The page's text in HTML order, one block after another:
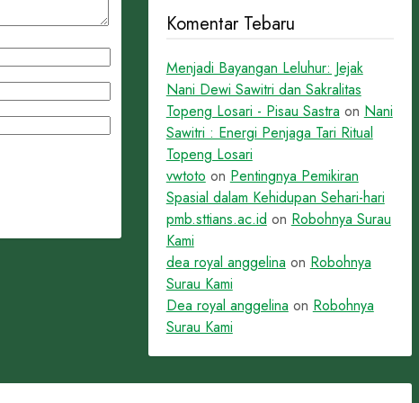
Komentar Tebaru
Menjadi Bayangan Leluhur: Jejak
Nani Dewi Sawitri dan Sakralitas
Topeng Losari - Pisau Sastra on Nani
Sawitri : Energi Penjaga Tari Ritual
Topeng Losari
vwtoto on Pentingnya Pemikiran
Spasial dalam Kehidupan Sehari-hari
pmb.sttians.ac.id on Robohnya Surau
Kami
dea royal anggelina on Robohnya
Surau Kami
Dea royal anggelina on Robohnya
Surau Kami